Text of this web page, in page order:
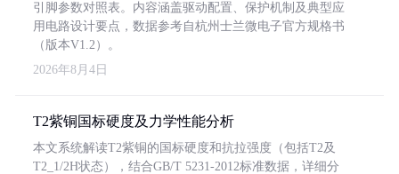
引脚参数对照表。内容涵盖驱动配置、保护机制及典型应
用电路设计要点，数据参考自杭州士兰微电子官方规格书
（版本V1.2）。
2026年8月4日
T2紫铜国标硬度及力学性能分析
本文系统解读T2紫铜的国标硬度和抗拉强度（包括T2及
T2_1/2H状态），结合GB/T 5231-2012标准数据，详细分